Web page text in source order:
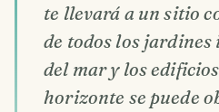
te llevará a un sitio
de todos los
del mar y los
horizonte se puede